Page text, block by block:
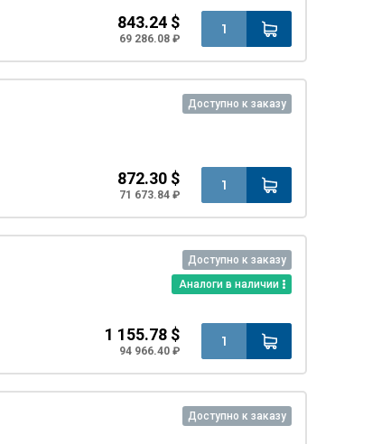
843.24 $
69 286.08 ₽
Доступно к заказу
872.30 $
71 673.84 ₽
Доступно к заказу
Аналоги в наличии
1 155.78 $
94 966.40 ₽
Доступно к заказу